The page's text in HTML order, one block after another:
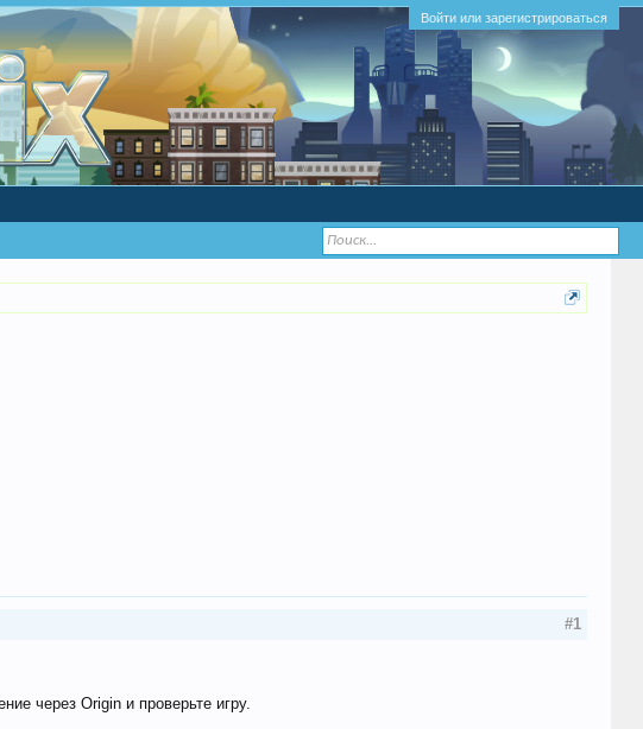
Войти или зарегистрироваться
#1
через Origin и проверьте игру.